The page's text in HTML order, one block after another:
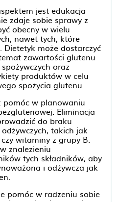
jest edukacja
zdaje sobie sprawy z
obecny w wielu
nawet tych, które
Dietetyk może dostarczyć
zawartości glutenu
oraz
produktów w celu
spożycia glutenu.
pomóc w planowaniu
Eliminacja
do braku
takich jak
witaminy z grupy B.
znalezieniu
tych składników, aby
i odżywcza jak
pomóc w radzeniu sobie